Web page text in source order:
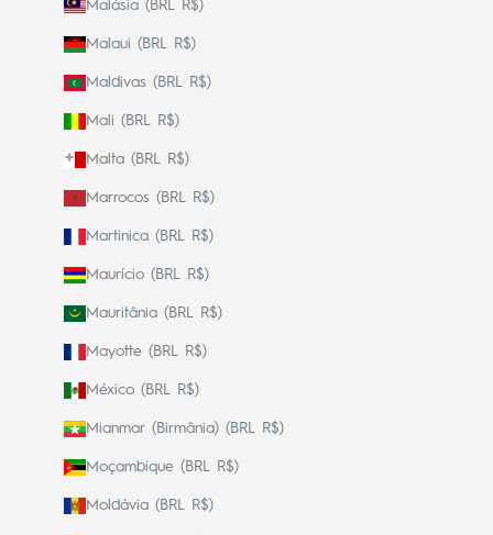
Malásia (BRL R$)
Malaui (BRL R$)
Maldivas (BRL R$)
Mali (BRL R$)
Malta (BRL R$)
Marrocos (BRL R$)
Martinica (BRL R$)
Maurício (BRL R$)
Mauritânia (BRL R$)
Mayotte (BRL R$)
México (BRL R$)
Mianmar (Birmânia) (BRL R$)
Moçambique (BRL R$)
Moldávia (BRL R$)